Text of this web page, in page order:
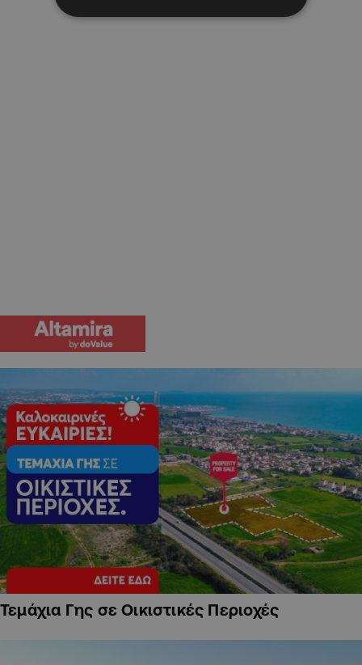
Τεμάχια Γης σε Οικιστικές Περιοχές